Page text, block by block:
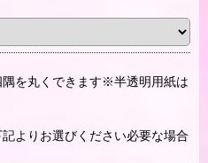
隅を丸くできます※半透明用紙は
よりお選びください必要な場合